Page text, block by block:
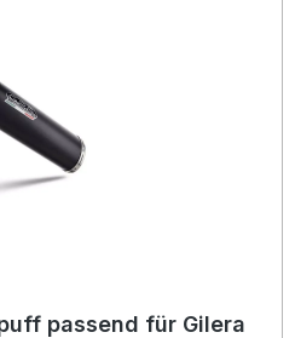
passend für Gilera